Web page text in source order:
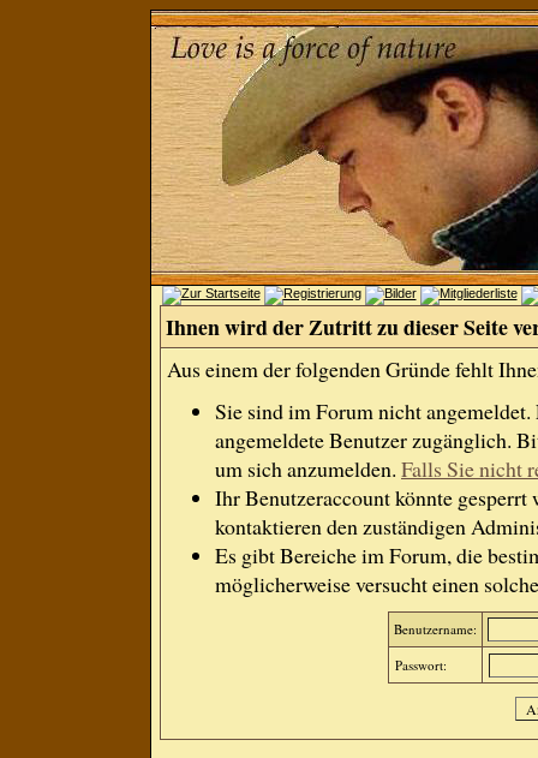
Ihnen wird der Zutritt zu dieser Seite
Aus einem der folgenden Gründe fehlt
Sie sind im Forum nicht
angemeldete Benutzer zugänglich.
um sich anzumelden. Falls Sie nicht
Ihr Benutzeraccount könnte gesperrt
kontaktieren den zuständigen
Es gibt Bereiche im Forum, die
möglicherweise versucht einen
Benutzername:
Passwort: